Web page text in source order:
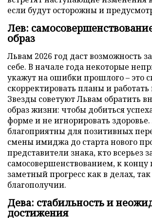
если будут осторожны и
Лев:
образ
Львам 2026 год даст возможность
себе. В начале года некоторые
укажут на ошибки прошлого – это
скорректировать планы и работать
Звезды советуют Львам обратить
образ жизни: чтобы добиться
форме и не игнорировать здоровье.
благоприятны для позитивных
смены имиджа до старта нового
представители знака, кто всерьез
самосовершенствованием, к концу
заметный прогресс как в делах,
благополучии.
Дева: стабильность и
достижения